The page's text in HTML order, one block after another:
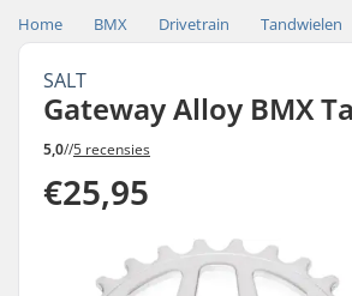
Home BMX Drivetrain Tandwielen
SALT
Gateway Alloy BMX
5,0//5 recensies
€25,95